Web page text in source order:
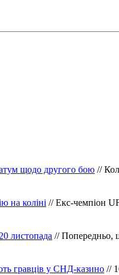
щодо другого бою //
на коліні // Екс-чемпіон
листопада // Попередньо,
гравців у СНД-казино //